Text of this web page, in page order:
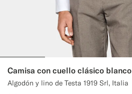
Camisa con cuello clásico blanco
Algodón y lino de Testa 1919 Srl, Italia